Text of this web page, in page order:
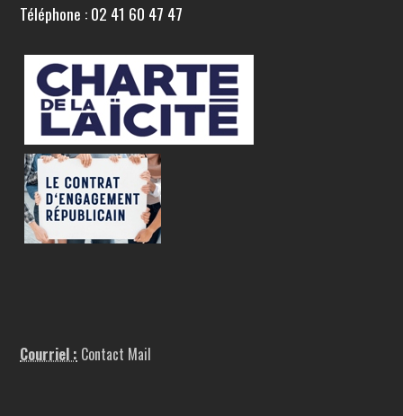
Téléphone : 02 41 60 47 47
Courriel : Contact Mail